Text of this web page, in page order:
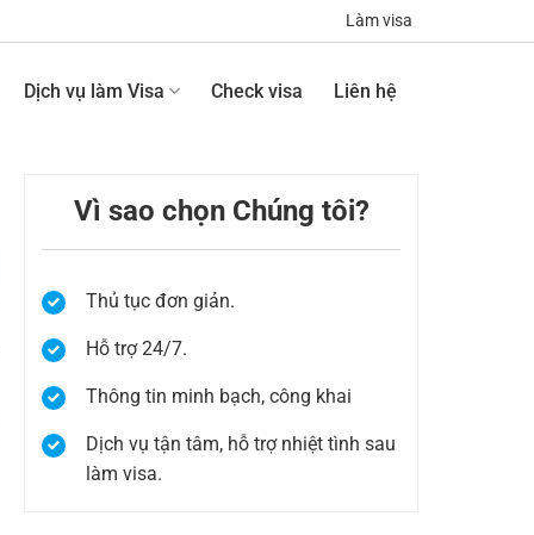
Làm visa
Dịch vụ làm Visa Check visa Liên hệ
Vì sao chọn Chúng tôi?
Thủ tục đơn giản.
Hỗ trợ 24/7.
Thông tin minh bạch, công khai
Dịch vụ tận tâm, hỗ trợ nhiệt tình sau
làm visa.